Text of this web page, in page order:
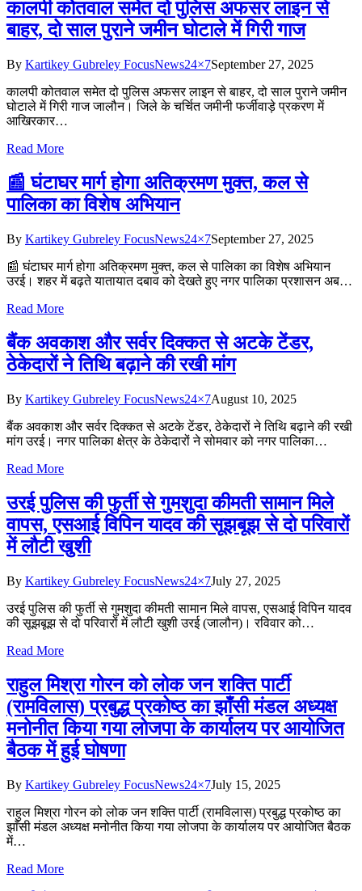
कालपी कोतवाल समेत दो पुलिस अफसर लाइन से
बाहर, दो साल पुराने जमीन घोटाले में गिरी गाज
By Kartikey Gubreley FocusNews24×7September 27, 2025
कालपी कोतवाल समेत दो पुलिस अफसर लाइन से बाहर, दो साल पुराने जमीन
घोटाले में गिरी गाज जालौन। जिले के चर्चित जमीनी फर्जीवाड़े प्रकरण में
आखिरकार…
Read More
📰 घंटाघर मार्ग होगा अतिक्रमण मुक्त, कल से
पालिका का विशेष अभियान
By Kartikey Gubreley FocusNews24×7September 27, 2025
📰 घंटाघर मार्ग होगा अतिक्रमण मुक्त, कल से पालिका का विशेष अभियान
उरई। शहर में बढ़ते यातायात दबाव को देखते हुए नगर पालिका प्रशासन अब…
Read More
बैंक अवकाश और सर्वर दिक्कत से अटके टेंडर,
ठेकेदारों ने तिथि बढ़ाने की रखी मांग
By Kartikey Gubreley FocusNews24×7August 10, 2025
बैंक अवकाश और सर्वर दिक्कत से अटके टेंडर, ठेकेदारों ने तिथि बढ़ाने की रखी
मांग उरई। नगर पालिका क्षेत्र के ठेकेदारों ने सोमवार को नगर पालिका…
Read More
उरई पुलिस की फुर्ती से गुमशुदा कीमती सामान मिले
वापस, एसआई विपिन यादव की सूझबूझ से दो परिवारों
में लौटी खुशी
By Kartikey Gubreley FocusNews24×7July 27, 2025
उरई पुलिस की फुर्ती से गुमशुदा कीमती सामान मिले वापस, एसआई विपिन यादव
की सूझबूझ से दो परिवारों में लौटी खुशी उरई (जालौन)। रविवार को…
Read More
राहुल मिश्रा गोरन को लोक जन शक्ति पार्टी
(रामविलास) प्रबुद्ध प्रकोष्ठ का झाँसी मंडल अध्यक्ष
मनोनीत किया गया लोजपा के कार्यालय पर आयोजित
बैठक में हुई घोषणा
By Kartikey Gubreley FocusNews24×7July 15, 2025
राहुल मिश्रा गोरन को लोक जन शक्ति पार्टी (रामविलास) प्रबुद्ध प्रकोष्ठ का
झाँसी मंडल अध्यक्ष मनोनीत किया गया लोजपा के कार्यालय पर आयोजित बैठक
में…
Read More